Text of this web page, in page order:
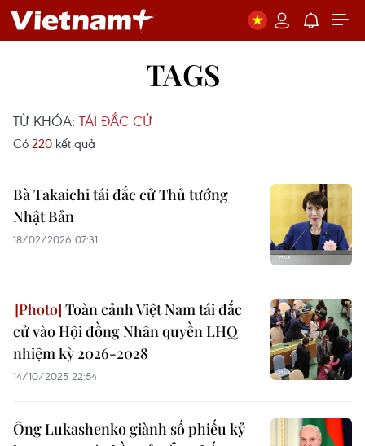
TAGS
TỪ KHÓA: TÁI ĐẮC CỬ
Có 220 kết quả
Bà Takaichi tái đắc cử Thủ tướng
Nhật Bản
18/02/2026 07:31
Toàn cảnh Việt Nam tái đắc
cử vào Hội đồng Nhân quyền LHQ
nhiệm kỳ 2026-2028
14/10/2025 22:54
Ông Lukashenko giành số phiếu kỷ